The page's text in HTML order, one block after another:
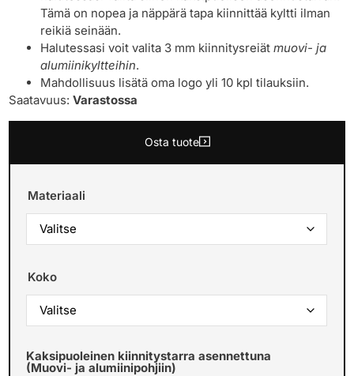
Tämä on nopea ja näppärä tapa kiinnittää kyltti ilman
reikiä seinään.
Halutessasi voit valita 3 mm kiinnitysreiätmuovi- ja
alumiinikyltteihin.
Mahdollisuus lisätä oma logo yli 10 kpl tilauksiin.
Saatavuus:Varastossa
Osta tuote
Materiaali
Koko
Kaksipuoleinen kiinnitystarra asennettuna
(Muovi- ja alumiinipohjiin)